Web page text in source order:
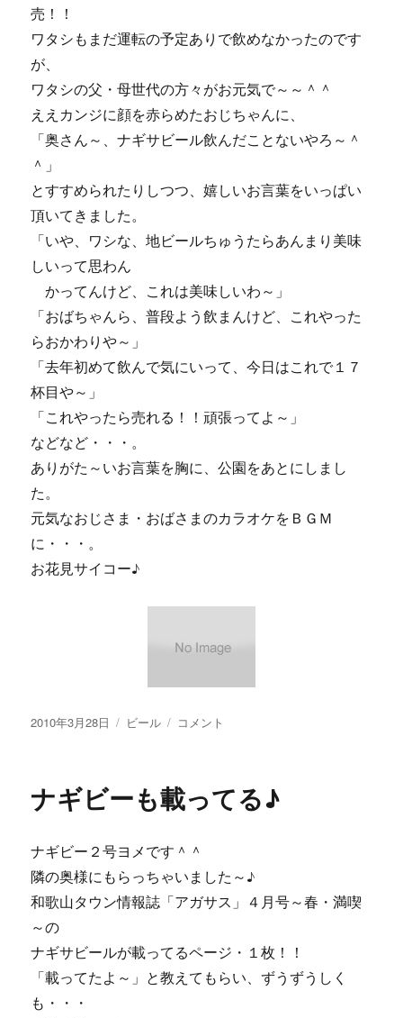
売！！
ワタシもまだ運転の予定ありで飲めなかったのです
が、
ワタシの父・母世代の方々がお元気で～～＾＾
ええカンジに顔を赤らめたおじちゃんに、
「奥さん～、ナギサビール飲んだことないやろ～＾
＾」
とすすめられたりしつつ、嬉しいお言葉をいっぱい
頂いてきました。
「いや、ワシな、地ビールちゅうたらあんまり美味
しいって思わん
かってんけど、これは美味しいわ～」
「おばちゃんら、普段よう飲まんけど、これやった
らおかわりや～」
「去年初めて飲んで気にいって、今日はこれで１７
杯目や～」
「これやったら売れる！！頑張ってよ～」
などなど・・・。
ありがた～いお言葉を胸に、公園をあとにしまし
た。
元気なおじさま・おばさまのカラオケをＢＧＭ
に・・・。
お花見サイコー♪
投
2010年3月28日
カ
ー
ビール
【画
お
花
サ
イ
～
に
コメント
ナギビーも載ってる♪
ナギビー２号ヨメです＾＾
隣の奥様にもらっちゃいました～♪
和歌山タウン情報誌「アガサス」４月号～春・満喫
～の
ナギサビールが載ってるページ・１枚！！
「載ってたよ～」と教えてもらい、ずうずうしく
も・・・